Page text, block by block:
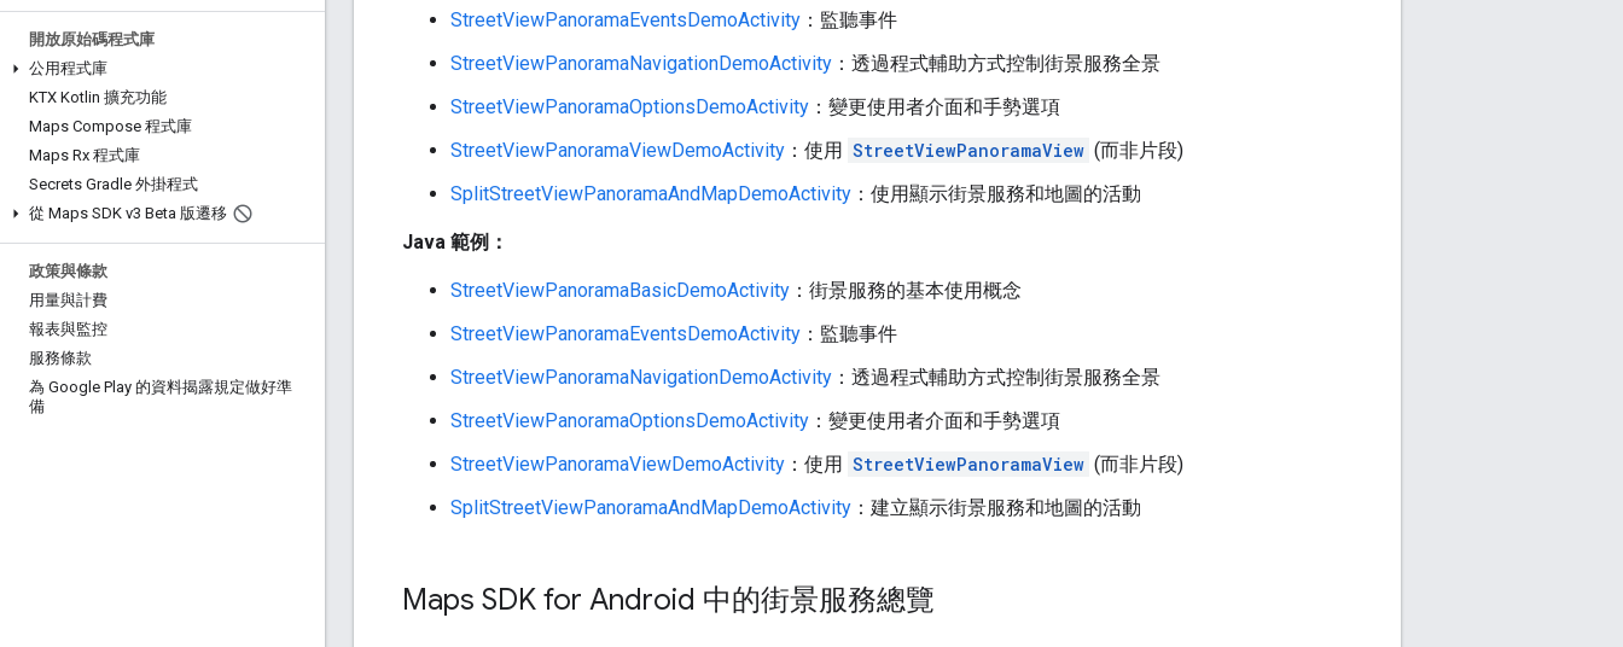
開放原始碼程式庫
公用程式庫
KTX Kotlin 擴充功能
Maps Compose 程式庫
Maps Rx 程式庫
Secrets Gradle 外掛程式
從 Maps SDK v3 Beta 版遷移
政策與條款
用量與計費
報表與監控
服務條款
為 Google Play 的資料揭露規定做好準
備
StreetViewPanoramaEventsDemoActivity ：監聽事件
StreetViewPanoramaNavigationDemoActivity ：透過程式輔助方式控制街景服務全景
StreetViewPanoramaOptionsDemoActivity ：變更使用者介面和手勢選項
StreetViewPanoramaViewDemoActivity ：使用 StreetViewPanoramaView (而非片段)
SplitStreetViewPanoramaAndMapDemoActivity ：使用顯示街景服務和地圖的活動
Java 範例：
StreetViewPanoramaBasicDemoActivity ：街景服務的基本使用概念
StreetViewPanoramaEventsDemoActivity ：監聽事件
StreetViewPanoramaNavigationDemoActivity ：透過程式輔助方式控制街景服務全景
StreetViewPanoramaOptionsDemoActivity ：變更使用者介面和手勢選項
StreetViewPanoramaViewDemoActivity ：使用 StreetViewPanoramaView (而非片段)
SplitStreetViewPanoramaAndMapDemoActivity ：建立顯示街景服務和地圖的活動
Maps SDK for Android 中的街景服務總覽